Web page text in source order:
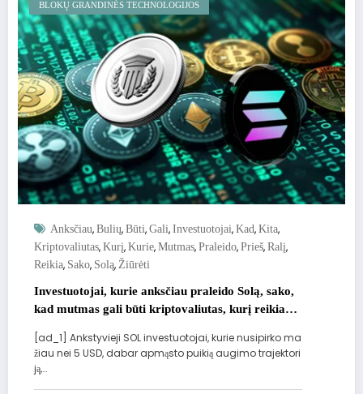
BLOKŲ GRANDINĖS TECHNOLOGIJOS
Anksčiau, Bulių, Būti, Gali, Investuotojai, Kad, Kita,
Kriptovaliutas, Kurį, Kurie, Mutmas, Praleido, Prieš, Ralį,
Reikia, Sako, Solą, Žiūrėti
Investuotojai, kurie anksčiau praleido Solą, sako,
kad mutmas gali būti kriptovaliutas, kurį reikia
[ad_1] Ankstyvieji SOL investuotojai, kurie nusipirko ma
žiau nei 5 USD, dabar apmąsto puikią augimo trajektori
ją,…